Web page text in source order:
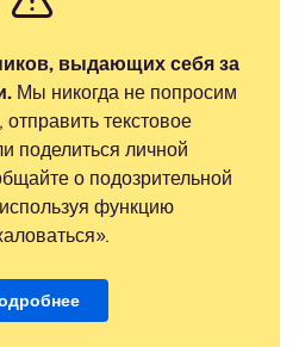
выдающих себя за
Мы никогда не попросим
отправить текстовое
поделиться личной
о подозрительной
функцию